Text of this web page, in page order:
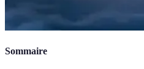
Sommaire